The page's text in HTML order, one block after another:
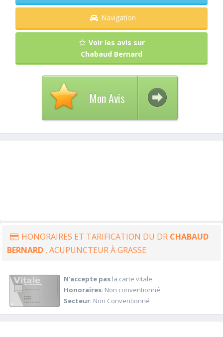
Navigation
Voir les avis sur
Chabaud Bernard
Mon Avis
HONORAIRES ET TARIFICATION DU DR CHABAUD
BERNARD , ACUPUNCTEUR À GRASSE
N'accepte pasla carte vitale
Honoraires: Non conventionné
Secteur: Non Conventionné